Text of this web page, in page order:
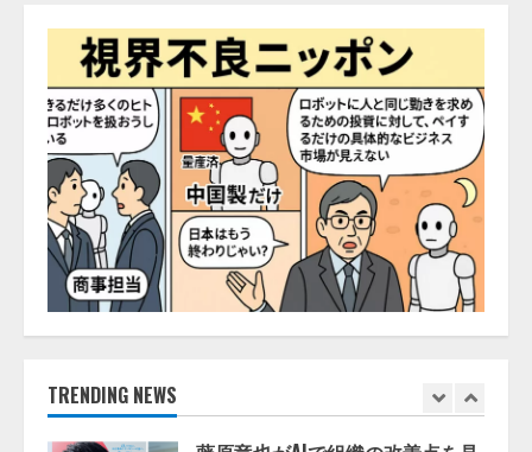
TRENDING NEWS
4
務系70事務所×5つのAIで実態調査
を実施
2026/08/06/11:53:44
5
ZETAアライアンス、AIとIoTの共
創を推進する 「Agentic IoT Lab」
を設立
2026/08/06/11:53:44
1
AI駆動開発の推進に向けて
「TinhVan Technologies JSC.」と業